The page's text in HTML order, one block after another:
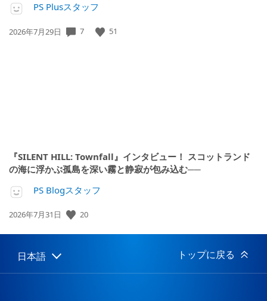
PS Plusスタッフ
公
2026年7月29日 7 51
『SILENT HILL: Townfall』インタビュー！ スコットランド
の海に浮かぶ孤島を深い霧と静寂が包み込む──
PS Blogスタッフ
公
日:
2026年7月31日 20
Select
a
Current
region:
日本語 トップに戻る